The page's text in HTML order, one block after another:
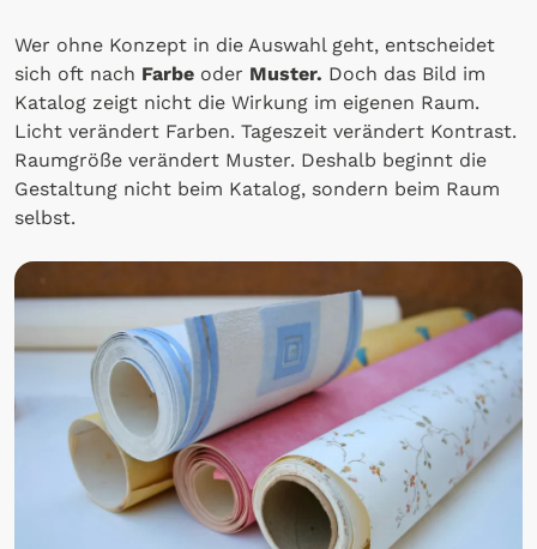
Wer ohne Konzept in die Auswahl geht, entscheidet
sich oft nach Farbe oder Muster. Doch das Bild im
Katalog zeigt nicht die Wirkung im eigenen Raum.
Licht verändert Farben. Tageszeit verändert Kontrast.
Raumgröße verändert Muster. Deshalb beginnt die
Gestaltung nicht beim Katalog, sondern beim Raum
selbst.